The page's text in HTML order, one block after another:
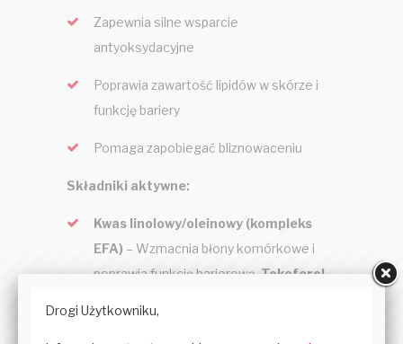
Zapewnia silne wsparcie
antyoksydacyjne
Poprawia zawartość lipidów w skórze i
funkcję bariery
Pomaga zapobiegać bliznowaceniu
Składniki aktywne:
Kwas linolowy/oleinowy (kompleks
EFA) – Wzmacnia błony komórkowe i
poprawia funkcję barierową.Tokoferol